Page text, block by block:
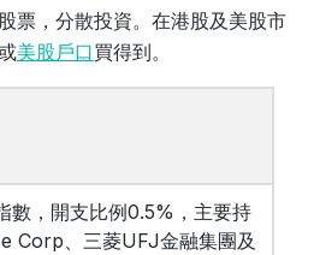
票，分散投資。在港股及美股市
美股戶口買得到。
數，開支比例0.5%，主要持
Corp、三菱UFJ金融集團及